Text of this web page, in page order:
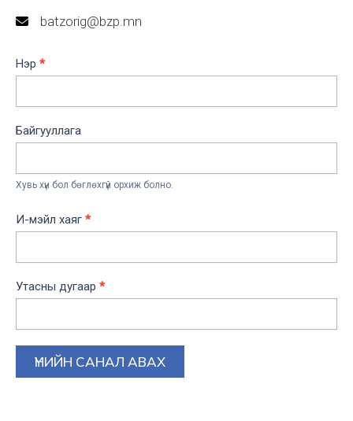
batzorig@bzp.mn
CRM
Quote
Нэр *
Байгууллага
Хувь хүн бол бөглөхгүй орхиж болно.
И-мэйл хаяг *
Утасны дугаар *
ҮНИЙН САНАЛ АВАХ